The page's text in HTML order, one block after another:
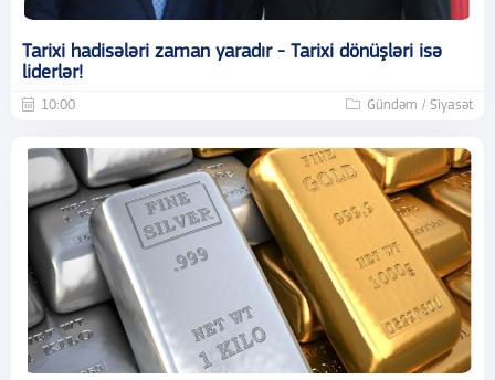
Tarixi hadisələri zaman yaradır - Tarixi dönüşləri isə
liderlər!
10:00 Gündəm / Siyasət